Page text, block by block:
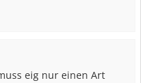
eig nur einen Art